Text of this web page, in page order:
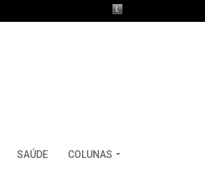
SAÚDE COLUNAS